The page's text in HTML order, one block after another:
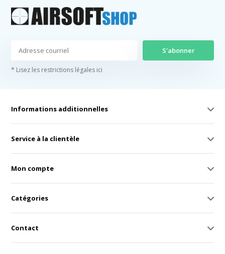
S'abonner
* Lisez les restrictions légales ici
Informations additionnelles
Service à la clientèle
Mon compte
Catégories
Contact